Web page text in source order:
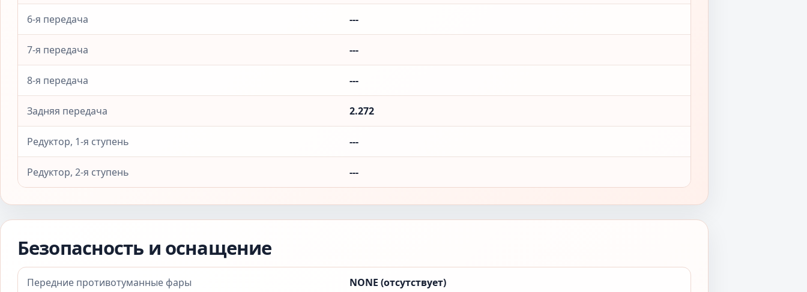
6-я передача ---
7-я передача ---
8-я передача ---
Задняя передача 2.272
Редуктор, 1-я ступень ---
Редуктор, 2-я ступень ---
Безопасность и оснащение
Передние противотуманные фары NONE (отсутствует)